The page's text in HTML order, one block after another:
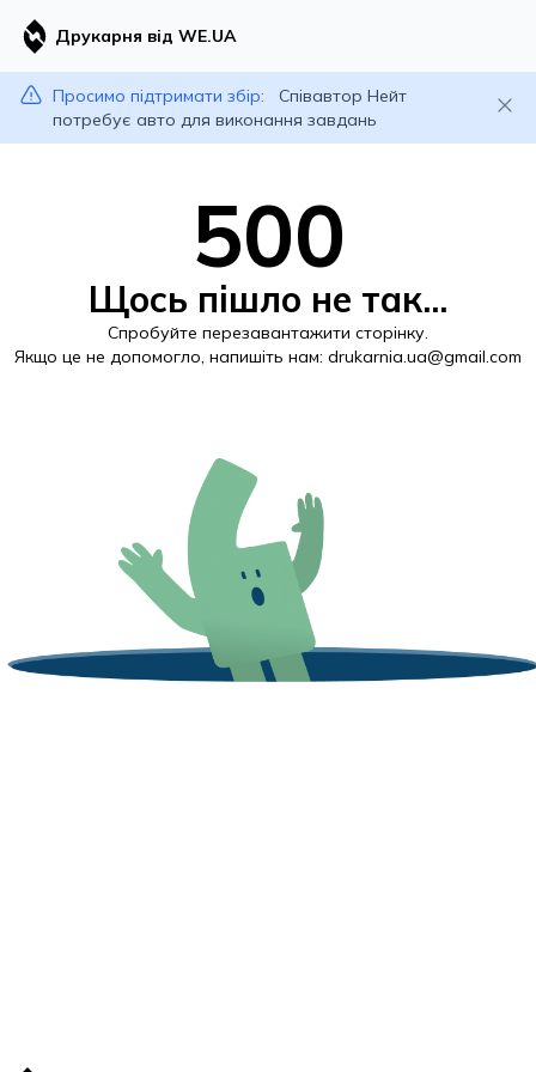
Друкарня від WE.UA
Просимо підтримати збір:
Співавтор Нейт
потребує авто для виконання завдань
500
Щось пішло не так...
Спробуйте перезавантажити сторінку.
Якщо це не допомогло, напишіть нам: drukarnia.ua@gmail.com